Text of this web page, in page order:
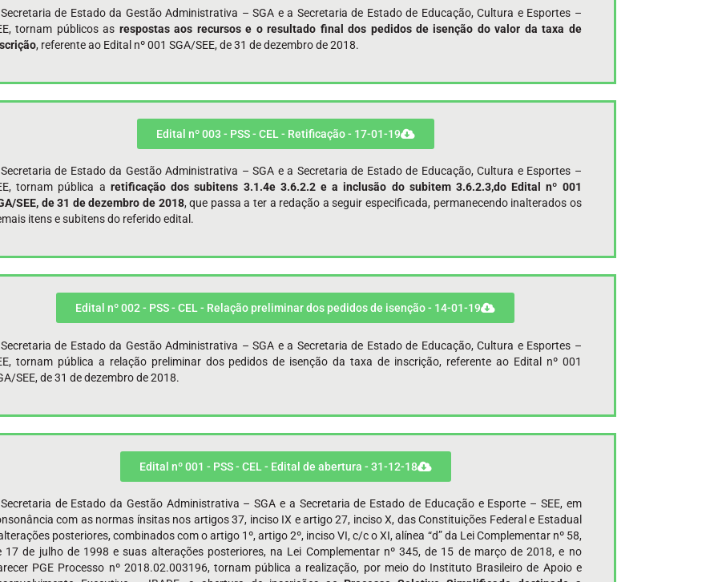
de Estado da Gestão Administrativa – SGA e a Secretaria de Estado de Educação, Cultura e Esportes –
tornam públicos as respostas aos recursos e o resultado final dos pedidos de isenção do valor da taxa de
, referente ao Edital nº 001 SGA/SEE, de 31 de dezembro de 2018.
Edital nº 003 - PSS - CEL - Retificação - 17-01-19
de Estado da Gestão Administrativa – SGA e a Secretaria de Estado de Educação, Cultura e Esportes –
tornam pública a retificação dos subitens 3.1.4e 3.6.2.2 e a inclusão do subitem 3.6.2.3,do Edital nº 001
SEE, de 31 de dezembro de 2018, que passa a ter a redação a seguir especificada, permanecendo inalterados os
itens e subitens do referido edital.
Edital nº 002 - PSS - CEL - Relação preliminar dos pedidos de isenção - 14-01-19
de Estado da Gestão Administrativa – SGA e a Secretaria de Estado de Educação, Cultura e Esportes –
tornam pública a relação preliminar dos pedidos de isenção da taxa de inscrição, referente ao Edital nº 001
SEE, de 31 de dezembro de 2018.
Edital nº 001 - PSS - CEL - Edital de abertura - 31-12-18
de Estado da Gestão Administrativa – SGA e a Secretaria de Estado de Educação e Esporte – SEE, em
com as normas ínsitas nos artigos 37, inciso IX e artigo 27, inciso X, das Constituições Federal e Estadual
posteriores, combinados com o artigo 1º, artigo 2º, inciso VI, c/c o XI, alínea “d” da Lei Complementar nº 58,
17 de julho de 1998 e suas alterações posteriores, na Lei Complementar nº 345, de 15 de março de 2018, e no
PGE Processo nº 2018.02.003196, tornam pública a realização, por meio do Instituto Brasileiro de Apoio e